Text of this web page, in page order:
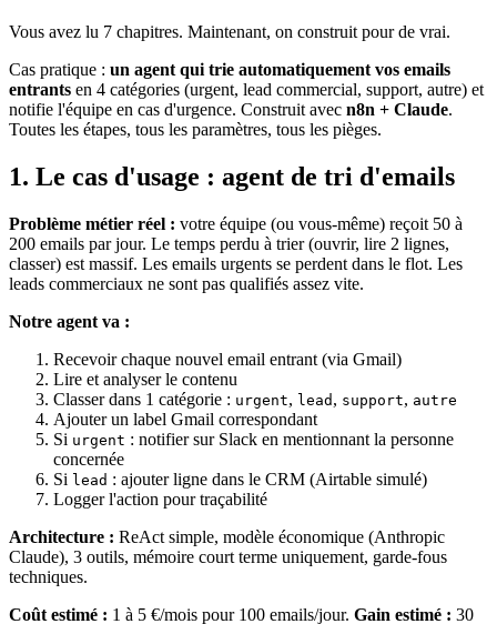
Vous avez lu 7 chapitres. Maintenant, on construit pour de vrai.
Cas pratique : un agent qui trie automatiquement vos emails
entrants en 4 catégories (urgent, lead commercial, support, autre) et
notifie l'équipe en cas d'urgence. Construit avec n8n + Claude.
Toutes les étapes, tous les paramètres, tous les pièges.
1. Le cas d'usage : agent de tri d'emails
Problème métier réel : votre équipe (ou vous-même) reçoit 50 à
200 emails par jour. Le temps perdu à trier (ouvrir, lire 2 lignes,
classer) est massif. Les emails urgents se perdent dans le flot. Les
leads commerciaux ne sont pas qualifiés assez vite.
Notre agent va :
Recevoir chaque nouvel email entrant (via Gmail)
Lire et analyser le contenu
Classer dans 1 catégorie : urgent, lead , support, autre
Ajouter un label Gmail correspondant
Si urgent : notifier sur Slack en mentionnant la personne
concernée
Si lead : ajouter ligne dans le CRM (Airtable simulé)
Logger l'action pour traçabilité
Architecture : ReAct simple, modèle économique (Anthropic
Claude), 3 outils, mémoire court terme uniquement, garde-fous
techniques.
Coût estimé : 1 à 5 €/mois pour 100 emails/jour. Gain estimé : 30